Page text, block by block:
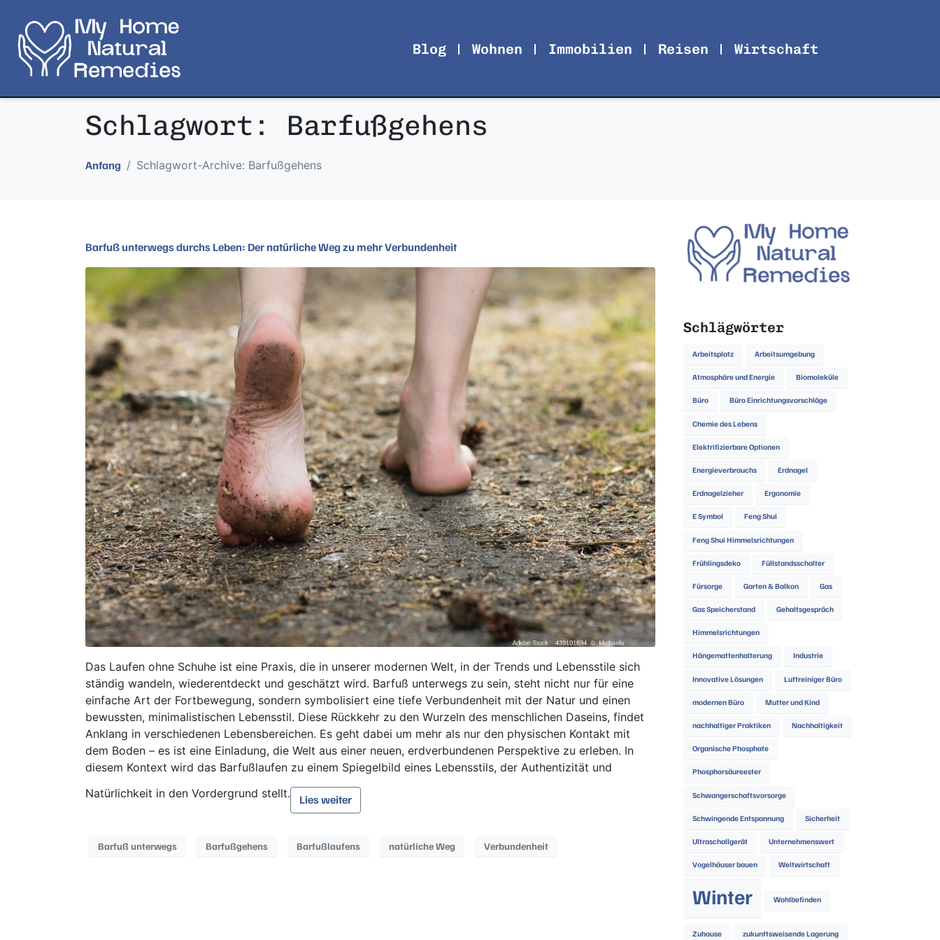
Blog Wohnen Immobilien Reisen Wirtschaft
Schlagwort: Barfußgehens
Anfang Schlagwort-Archive: Barfußgehens
Barfuß unterwegs durchs Leben: Der natürliche Weg zu mehr Verbundenheit
Das Laufen ohne Schuhe ist eine Praxis, die in unserer modernen Welt, in der Trends und Lebensstile sich
ständig wandeln, wiederentdeckt und geschätzt wird. Barfuß unterwegs zu sein, steht nicht nur für eine
einfache Art der Fortbewegung, sondern symbolisiert eine tiefe Verbundenheit mit der Natur und einen
bewussten, minimalistischen Lebensstil. Diese Rückkehr zu den Wurzeln des menschlichen Daseins, findet
Anklang in verschiedenen Lebensbereichen. Es geht dabei um mehr als nur den physischen Kontakt mit
dem Boden – es ist eine Einladung, die Welt aus einer neuen, erdverbundenen Perspektive zu erleben. In
diesem Kontext wird das Barfußlaufen zu einem Spiegelbild eines Lebensstils, der Authentizität und
Natürlichkeit in den Vordergrund stellt.
Lies weiter
Barfuß unterwegs Barfußgehens Barfußlaufens natürliche Weg Verbundenheit
Schlägwörter
Arbeitsplatz Arbeitsumgebung
Atmosphäre und Energie Biomoleküle
Büro Büro Einrichtungsvorschläge
Chemie des Lebens
Elektrifizierbare Optionen
Energieverbrauchs Erdnagel
Erdnagelzieher Ergonomie
E Symbol Feng Shui
Feng Shui Himmelsrichtungen
Frühlingsdeko Füllstandsschalter
Fürsorge Garten & Balkon Gas
Gas Speicherstand Gehaltsgespräch
Himmelsrichtungen
Hängemattenhalterung Industrie
Innovative Lösungen Luftreiniger Büro
modernen Büro Mutter und Kind
nachhaltiger Praktiken Nachhaltigkeit
Organische Phosphate
Phosphorsäureester
Schwangerschaftsvorsorge
Schwingende Entspannung Sicherheit
Ultraschallgerät Unternehmenswert
Vogelhäuser bauen Weltwirtschaft
Winter Wohlbefinden
Zuhause zukunftsweisende Lagerung